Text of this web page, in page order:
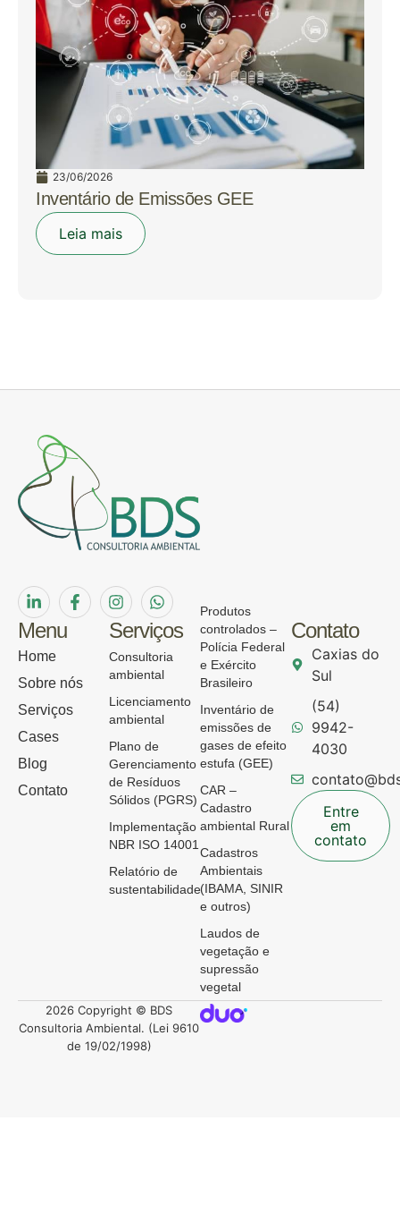
23/06/2026
Inventário de Emissões GEE
Leia mais
Menu
Home
Sobre nós
Serviços
Cases
Blog
Contato
Serviços
Consultoria
ambiental
Licenciamento
ambiental
Plano de
Gerenciamento
de Resíduos
Sólidos (PGRS)
Implementação
NBR ISO 14001
Relatório de
sustentabilidade
Produtos
controlados –
Polícia Federal
e Exército
Brasileiro
Inventário de
emissões de
gases de efeito
estufa (GEE)
CAR –
Cadastro
ambiental Rural
Cadastros
Ambientais
(IBAMA, SINIR
e outros)
Laudos de
vegetação e
supressão
vegetal
Contato
Caxias do
Sul
(54)
9942-
4030
Entre
em
contato
2026 Copyright © BDS
Consultoria Ambiental. (Lei 9610
de 19/02/1998)